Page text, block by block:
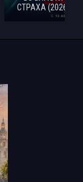
СТРАХА (2026)